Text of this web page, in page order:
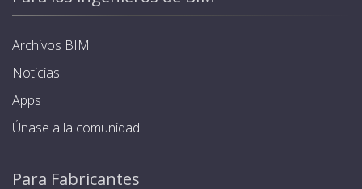
Archivos BIM
Noticias
Apps
Únase a la comunidad
Para Fabricantes